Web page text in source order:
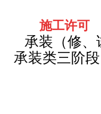
施工许可
承装（修、
承装类三阶段